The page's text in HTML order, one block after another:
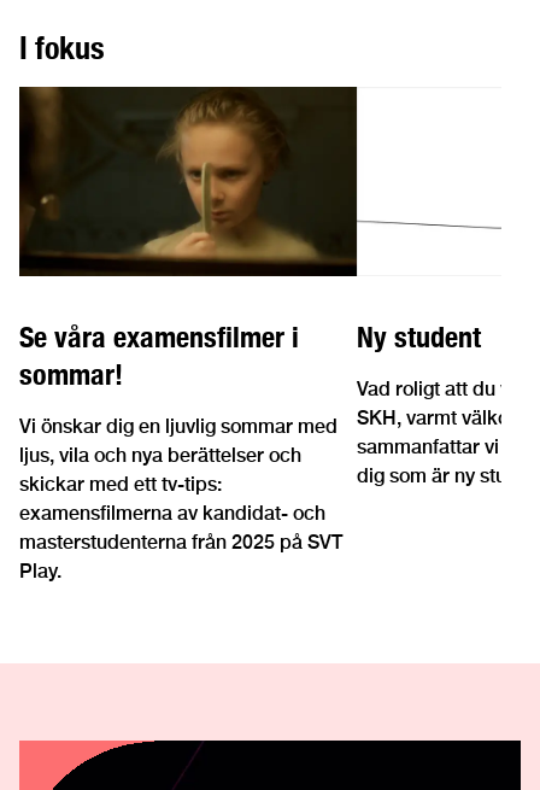
I fokus
Se våra examensfilmer i
sommar!
Vi önskar dig en ljuvlig sommar med
ljus, vila och nya berättelser och
skickar med ett tv-tips:
examensfilmerna av kandidat- och
masterstudenterna från 2025 på SVT
Play.
Ny student
Vad roligt att du valt
SKH, varmt
sammanfattar vi
dig som är ny